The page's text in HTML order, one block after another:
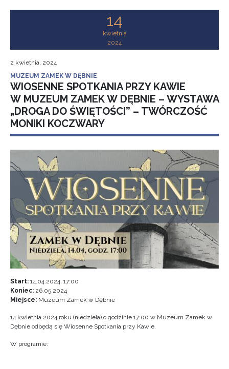
14
kwietnia
2024
2 kwietnia, 2024
MUZEUM ZAMEK W DĘBNIE
WIOSENNE SPOTKANIA PRZY KAWIE
W MUZEUM ZAMEK W DĘBNIE – WYSTAWA
„DROGA DO ŚWIĘTOŚCI” – TWÓRCZOŚĆ
MONIKI KOCZWARY
Start: 14.04.2024, 17:00
Koniec: 26.05.2024
Miejsce: Muzeum Zamek w Dębnie
14 kwietnia 2024 roku (niedziela) o godzinie 17:00 w Muzeum Zamek w
Dębnie odbędą się Wiosenne Spotkania przy Kawie.
W programie: